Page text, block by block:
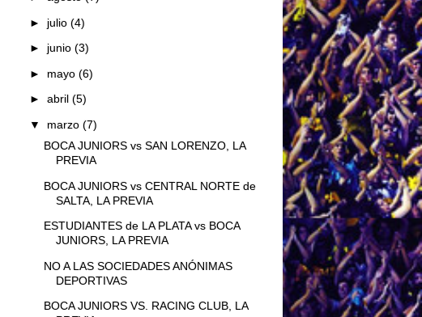
► julio (4)
► junio (3)
► mayo (6)
► abril (5)
▼ marzo (7)
BOCA JUNIORS vs SAN LORENZO, LA
PREVIA
BOCA JUNIORS vs CENTRAL NORTE de
SALTA, LA PREVIA
ESTUDIANTES de LA PLATA vs BOCA
JUNIORS, LA PREVIA
NO A LAS SOCIEDADES ANÓNIMAS
DEPORTIVAS
BOCA JUNIORS VS. RACING CLUB, LA